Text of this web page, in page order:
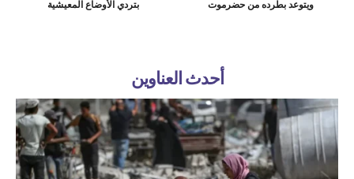
بتردي الأوضاع المعيشية
ويتوعد بطرده من حضرموت
أحدث العناوين